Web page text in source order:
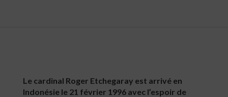
Le cardinal Roger Etchegaray est arrivé en
Indonésie le 21 février 1996 avec l’espoir de